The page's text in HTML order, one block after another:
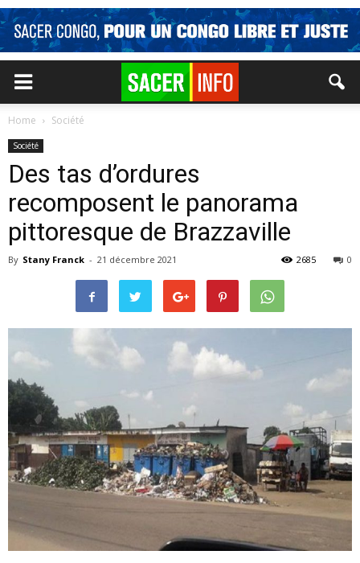
Home Société
Société
Des tas d’ordures
recomposent le panorama
pittoresque de Brazzaville
By Stany Franck - 21 décembre 2021 0
2685